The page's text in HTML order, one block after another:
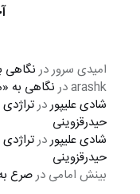
امیدی سروردر نگاهی
arashkدر نگاهی به
شادی علیپوردر
حیدرقزوینی
شادی علیپوردر
حیدرقزوینی
بینش امامی درصرع